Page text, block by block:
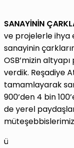
SANAYİNİN
ve projelerle ihya
sanayinin
OSB’mizin
verdik. Reşadiye
tamamlayarak
900’den 4 bin
de yerel
ü